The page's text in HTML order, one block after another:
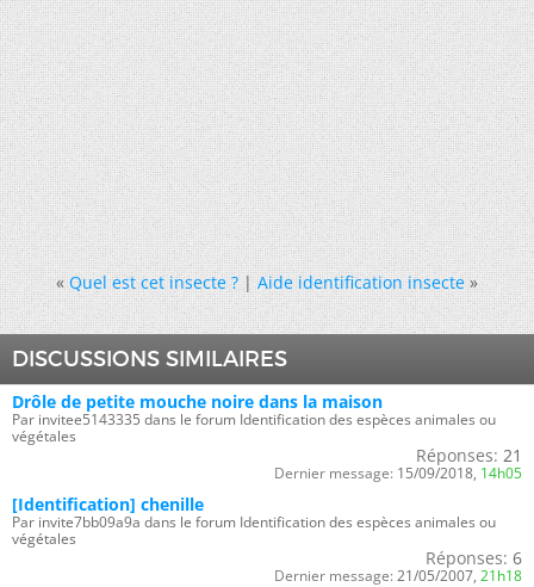
« Quel est cet insecte ?|Aide identification insecte »
DISCUSSIONS SIMILAIRES
Drôle de petite mouche noire dans la maison
Par invitee5143335 dans le forum Identification des espèces animales ou
végétales
Réponses: 21
Dernier message: 15/09/2018, 14h05
[Identification] chenille
Par invite7bb09a9a dans le forum Identification des espèces animales ou
végétales
Réponses: 6
Dernier message: 21/05/2007, 21h18